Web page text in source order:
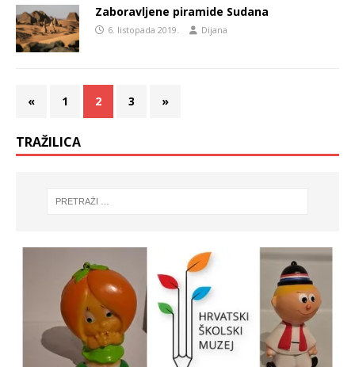
Zaboravljene piramide Sudana
6. listopada 2019. Dijana
« 1 2 3 »
TRAŽILICA